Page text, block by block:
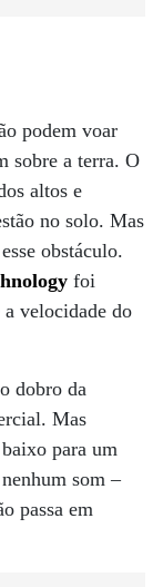
podem voar
sobre a terra. O
altos e
no solo. Mas
obstáculo.
foi
velocidade do
dobro da
Mas
para um
som –
passa em